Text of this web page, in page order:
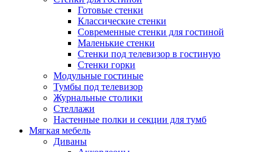
Готовые стенки
Классические стенки
Современные стенки для гостиной
Маленькие стенки
Стенки под телевизор в гостиную
Стенки горки
Модульные гостиные
Тумбы под телевизор
Журнальные столики
Стеллажи
Настенные полки и секции для тумб
Мягкая мебель
Диваны